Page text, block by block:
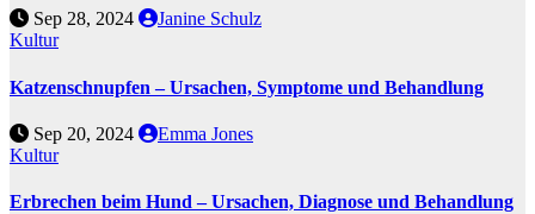
Sep 28, 2024
Janine Schulz
Kultur
Katzenschnupfen – Ursachen, Symptome und Behandlung
Sep 20, 2024
Emma Jones
Kultur
Erbrechen beim Hund – Ursachen, Diagnose und Behandlung